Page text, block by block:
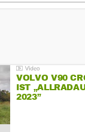
VOLVO V90
IST
2023”